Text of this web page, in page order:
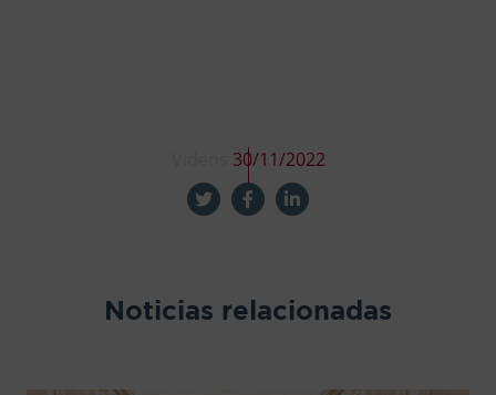
30/11/2022
Noticias relacionadas